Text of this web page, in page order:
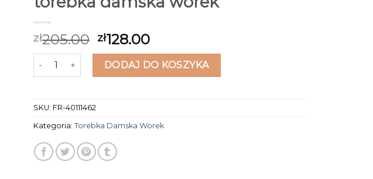
zł205.00 zł128.00
ilość torebka damska worekDODAJ DO KOSZYKA
SKU: FR-40111462
Kategoria: Torebka Damska Worek